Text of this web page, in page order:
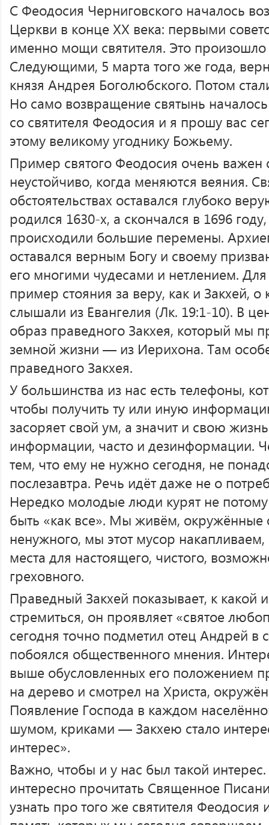
С Феодосия Черниговского началось
Церкви в конце XX века: первыми
именно мощи святителя. Это
Следующими, 5 марта того же года,
князя Андрея Боголюбского. Потом
Но само возвращение святынь
со святителя Феодосия и я прошу вас
этому великому угоднику Божьему.
Пример святого Феодосия очень важен
неустойчиво, когда меняются веяния.
обстоятельствах оставался глубоко
родился 1630-х, а скончался в 1696
происходили большие перемены.
оставался верным Богу и своему
его многими чудесами и нетлением.
пример стояния за веру, как и Закхей,
слышали из Евангелия (Лк. 19:1-10). В
образ праведного Закхея, который мы
земной жизни — из Иерихона. Там
праведного Закхея.
У большинства из нас есть телефоны,
чтобы получить ту или иную
засоряет свой ум, а значит и свою
информации, часто и дезинформации.
тем, что ему не нужно сегодня, не
послезавтра. Речь идёт даже не о
Нередко молодые люди курят не
быть «как все». Мы живём,
ненужного, мы этот мусор
места для настоящего, чистого,
греховного.
Праведный Закхей показывает, к
стремиться, он проявляет «святое
сегодня точно подметил отец Андрей в
побоялся общественного мнения.
выше обусловленных его положением
на дерево и смотрел на Христа,
Появление Господа в каждом
шумом, криками — Закхею стало
интерес».
Важно, чтобы и у нас был такой
интересно прочитать Священное
узнать про того же святителя